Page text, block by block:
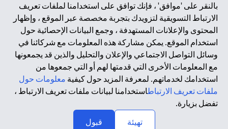
بالنقر على 'موافق' ، فإنك توافق على استخدامنا لملفات تعريف
الارتباط التسويقية لتزويدك بتجربة مخصصة عبر الموقع ، وإظهار
المحتوى والإعلانات المستهدفة ، وجمع البيانات الإحصائية حول
استخدام الموقع. يمكن مشاركة هذه المعلومات مع شركائنا في
وسائل التواصل الاجتماعي والإعلان والتحليل والذين قد يجمعونها
مع المعلومات الأخرى التي قدمتها لهم أو التي جمعوها من
استخدامك لخدماتهم. لمعرفة المزيد حول كيفية معلومات حول
ملفات تعريف الارتباطاستخدامنا لبيانات ملفات تعريف الارتباط ،
تفضل بزيارة.
تهيئة
قبول
أرقام التراخيص 202563 لفرع الوصل في دبي، 531989 لفرع مول
الإمارات في دبي، و CN-1002019 لفرع أبوظبي. هاتف: 4000 311 04.
فرع سيتي بنك إن إيه - الإمارات العربية المتحدة مرخص من مصرف
الإمارات العربية المتحدة المركزي كفرع لبنك أجنبي.
سيتي بنك إن إيه الإمارات العربية المتحدة مرخص من هيئة الأوراق المالية
والسلع في الإمارات العربية المتحدة ("SCA") للقيام بالنشاط المالي لـ أ)
الاستشارات المالية والتعريف والترويج بموجب ترخيص رقم
20200000097 ب) وسيط تداول في الأسواق الدولية بموجب ترخيص